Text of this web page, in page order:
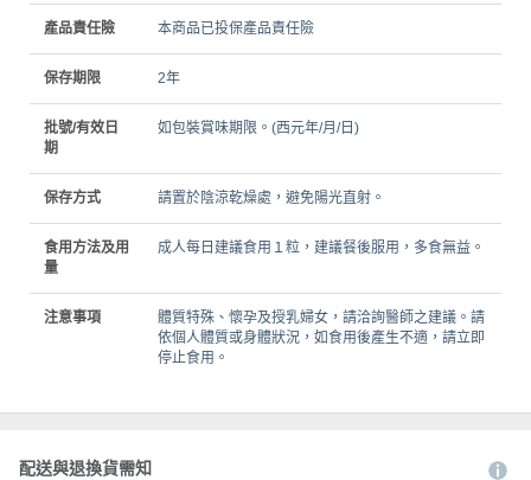
產品責任險 本商品已投保產品責任險
保存期限 2年
批號/有效日
期
如包裝賞味期限。(西元年/月/日)
保存方式 請置於陰涼乾燥處，避免陽光直射。
食用方法及用
量
成人每日建議食用１粒，建議餐後服用，多食無益。
注意事項
體質特殊、懷孕及授乳婦女，請洽詢醫師之建議。請
依個人體質或身體狀況，如食用後產生不適，請立即
停止食用。
配送與退換貨需知